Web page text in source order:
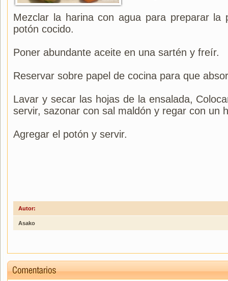
Mezclar la harina con agua para preparar la
potón cocido.
Poner abundante aceite en una sartén y freír.
Reservar sobre papel de cocina para que
Lavar y secar las hojas de la ensalada,
servir, sazonar con sal maldón y regar con un
Agregar el potón y servir.
Autor:
Asako